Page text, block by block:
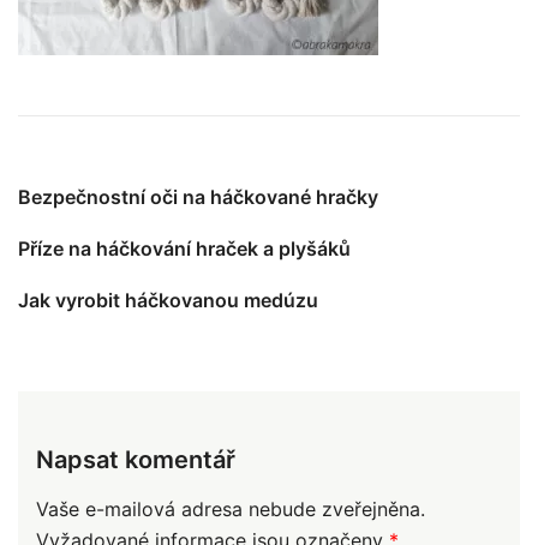
Bezpečnostní oči na háčkované hračky
Příze na háčkování hraček a plyšáků
Jak vyrobit háčkovanou medúzu
Napsat komentář
Vaše e-mailová adresa nebude zveřejněna.
Vyžadované informace jsou označeny *